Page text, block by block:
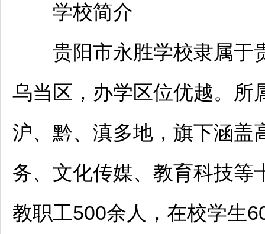
学校简介
贵阳市永胜学校隶属于
乌当 区，办学区位优越。所
沪、黔、滇多地，旗下涵盖
务、文化传媒、教育科技等
教职工500余人，在校学生